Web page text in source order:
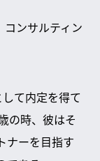
ンサルティン
て内定を得て
の時、彼はそ
ナーを目指す